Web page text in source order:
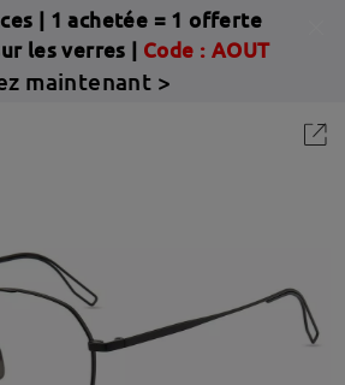
| 1 achetée = 1 offerte
les verres | Code : AOUT
maintenant >